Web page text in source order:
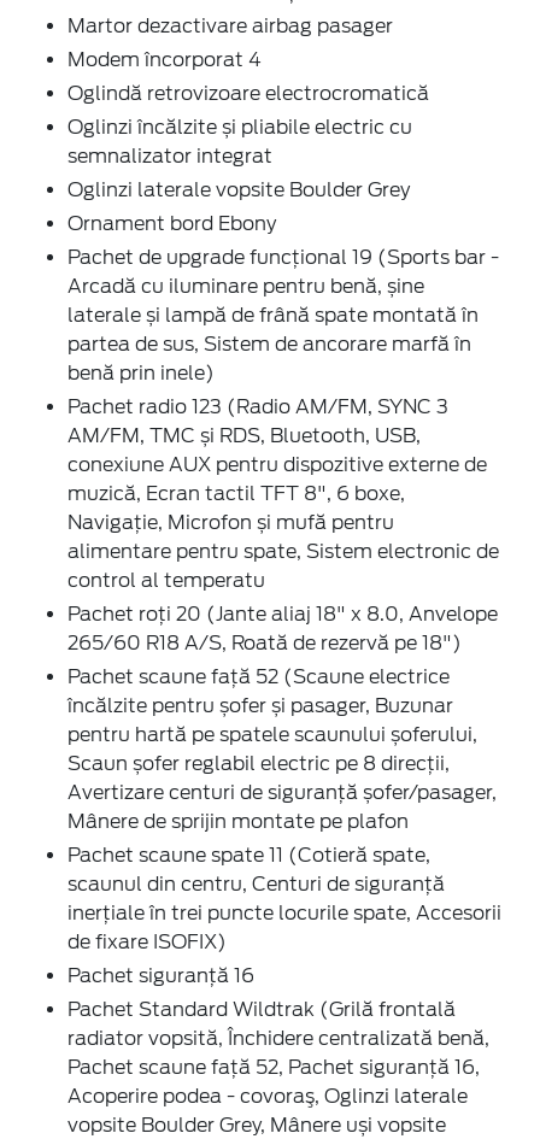
Martor dezactivare airbag pasager
Modem încorporat 4
Oglindă retrovizoare electrocromatică
Oglinzi încălzite și pliabile electric cu
semnalizator integrat
Oglinzi laterale vopsite Boulder Grey
Ornament bord Ebony
Pachet de upgrade funcțional 19 (Sports bar -
Arcadă cu iluminare pentru benă, șine
laterale și lampă de frână spate montată în
partea de sus, Sistem de ancorare marfă în
benă prin inele)
Pachet radio 123 (Radio AM/FM, SYNC 3
AM/FM, TMC și RDS, Bluetooth, USB,
conexiune AUX pentru dispozitive externe de
muzică, Ecran tactil TFT 8", 6 boxe,
Navigație, Microfon și mufă pentru
alimentare pentru spate, Sistem electronic de
control al temperatu
Pachet roți 20 (Jante aliaj 18" x 8.0, Anvelope
265/60 R18 A/S, Roată de rezervă pe 18")
Pachet scaune față 52 (Scaune electrice
încălzite pentru șofer și pasager, Buzunar
pentru hartă pe spatele scaunului șoferului,
Scaun șofer reglabil electric pe 8 direcţii,
Avertizare centuri de siguranță șofer/pasager,
Mânere de sprijin montate pe plafon
Pachet scaune spate 11 (Cotieră spate,
scaunul din centru, Centuri de siguranță
inerțiale în trei puncte locurile spate, Accesorii
de fixare ISOFIX)
Pachet siguranță 16
Pachet Standard Wildtrak (Grilă frontală
radiator vopsită, Închidere centralizată benă,
Pachet scaune față 52, Pachet siguranță 16,
Acoperire podea - covoraş, Oglinzi laterale
vopsite Boulder Grey, Mânere uși vopsite